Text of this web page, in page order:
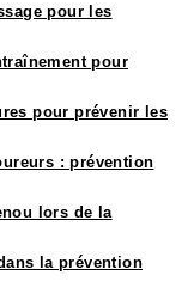
pour les
pour
pour prévenir les
: prévention
lors de la
la prévention